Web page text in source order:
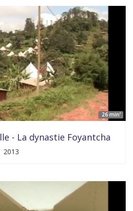
26 min'
- La dynastie Foyantcha